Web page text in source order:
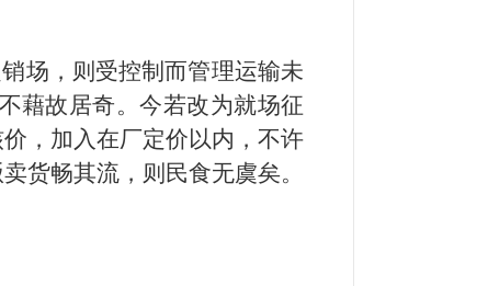
场，则受控制而管理运输未
藉故居奇。今若改为就场征
，加入在厂定价以内，不许
货畅其流，则民食无虞矣。